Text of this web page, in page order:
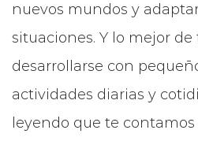
nuevos mundos y
situaciones. Y lo mejor
desarrollarse con
actividades diarias y
leyendo que te